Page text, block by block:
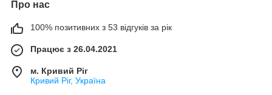
Про нас
100% позитивних з 53 відгуків за рік
Працює з 26.04.2021
м. Кривий Ріг
Кривий Ріг, Україна